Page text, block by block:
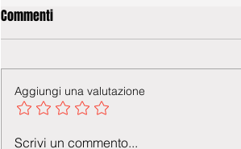
Commenti
Aggiungi una valutazione
Scrivi un commento...